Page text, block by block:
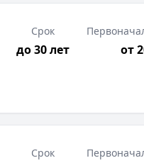
Срок
до 30 лет от
Срок